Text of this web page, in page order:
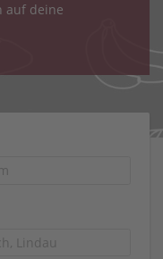
auf deine